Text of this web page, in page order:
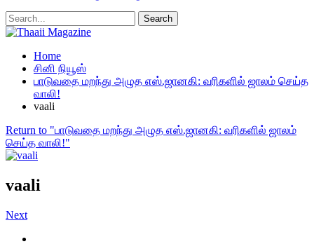
Home
சினி நியூஸ்
பாடுவதை மறந்து அழுத எஸ்.ஜானகி: வரிகளில் ஜாலம் செய்த
வாலி!
vaali
Return to "பாடுவதை மறந்து அழுத எஸ்.ஜானகி: வரிகளில் ஜாலம்
செய்த வாலி!"
vaali
Next